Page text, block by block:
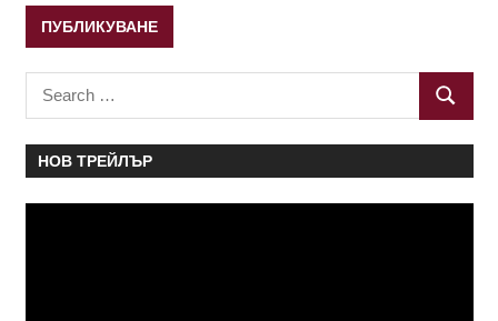
Search
for:
SEARCH
НОВ ТРЕЙЛЪР